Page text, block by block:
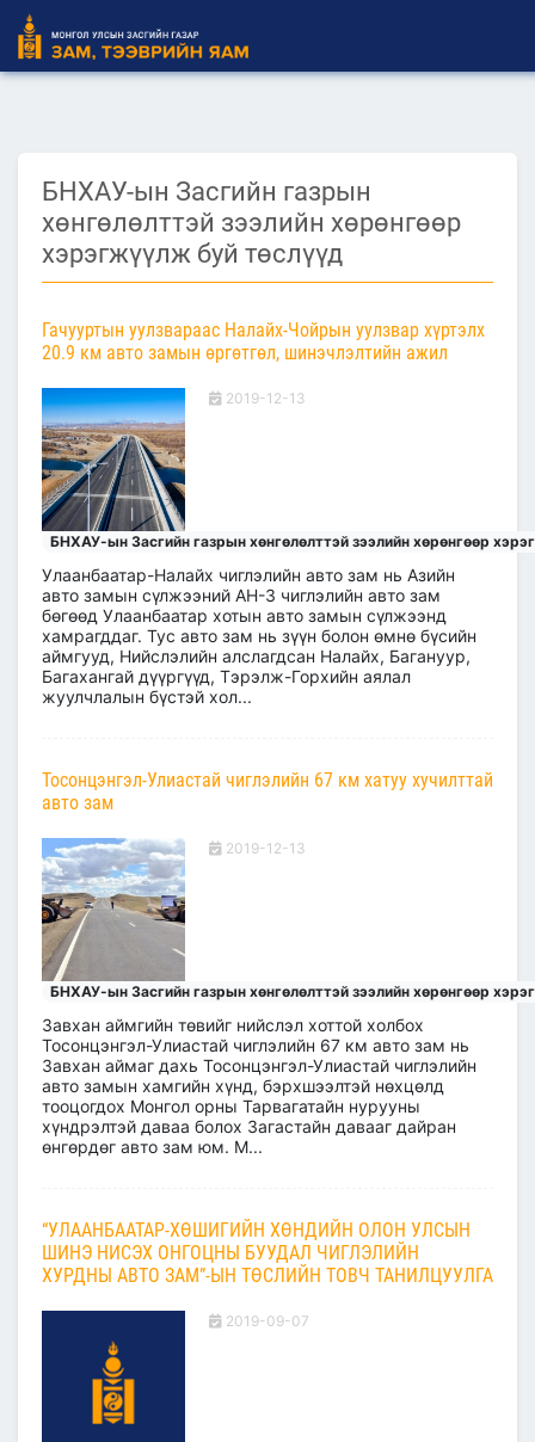
БНХАУ-ын Засгийн газрын
хөнгөлөлттэй зээлийн хөрөнгөөр
хэрэгжүүлж буй төслүүд
Гачууртын уулзвараас Налайх-Чойрын уулзвар хүртэлх
20.9 км авто замын өргөтгөл, шинэчлэлтийн ажил
2019-12-13
БНХАУ-ын Засгийн газрын хөнгөлөлттэй зээлийн хөрөнгөөр
Улаанбаатар-Налайх чиглэлийн авто зам нь Азийн
авто замын сүлжээний АН-3 чиглэлийн авто зам
бөгөөд Улаанбаатар хотын авто замын сүлжээнд
хамрагддаг. Тус авто зам нь зүүн болон өмнө бүсийн
аймгууд, Нийслэлийн алслагдсан Налайх, Багануур,
Багахангай дүүргүүд, Тэрэлж-Горхийн аялал
жуулчлалын бүстэй хол...
Тосонцэнгэл-Улиастай чиглэлийн 67 км хатуу хучилттай
авто зам
2019-12-13
БНХАУ-ын Засгийн газрын хөнгөлөлттэй зээлийн хөрөнгөөр
Завхан аймгийн төвийг нийслэл хоттой холбох
Тосонцэнгэл-Улиастай чиглэлийн 67 км авто зам нь
Завхан аймаг дахь Тосонцэнгэл-Улиастай чиглэлийн
авто замын хамгийн хүнд, бэрхшээлтэй нөхцөлд
тооцогдох Монгол орны Тарвагатайн нурууны
хүндрэлтэй даваа болох Загастайн давааг дайран
өнгөрдөг авто зам юм. М...
“УЛААНБААТАР-ХӨШИГИЙН ХӨНДИЙН ОЛОН УЛСЫН
ШИНЭ НИСЭХ ОНГОЦНЫ БУУДАЛ ЧИГЛЭЛИЙН
ХУРДНЫ АВТО ЗАМ”-ЫН ТӨСЛИЙН ТОВЧ ТАНИЛЦУУЛГА
2019-09-07